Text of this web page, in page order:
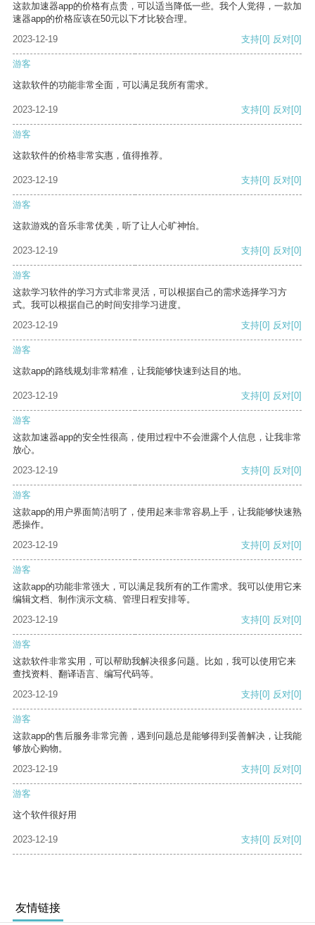
这款加速器app的价格有点贵，可以适当降低一些。我个人觉得，一款加
速器app的价格应该在50元以下才比较合理。
2023-12-19
支持[0] 反对[0]
游客
这款软件的功能非常全面，可以满足我所有需求。
2023-12-19 支持[0] 反对[0]
游客
这款软件的价格非常实惠，值得推荐。
2023-12-19 支持[0] 反对[0]
游客
这款游戏的音乐非常优美，听了让人心旷神怡。
2023-12-19 支持[0] 反对[0]
游客
这款学习软件的学习方式非常灵活，可以根据自己的需求选择学习方
式。我可以根据自己的时间安排学习进度。
2023-12-19
支持[0] 反对[0]
游客
这款app的路线规划非常精准，让我能够快速到达目的地。
2023-12-19 支持[0] 反对[0]
游客
这款加速器app的安全性很高，使用过程中不会泄露个人信息，让我非常
放心。
2023-12-19
支持[0] 反对[0]
游客
这款app的用户界面简洁明了，使用起来非常容易上手，让我能够快速熟
悉操作。
2023-12-19
支持[0] 反对[0]
游客
这款app的功能非常强大，可以满足我所有的工作需求。我可以使用它来
编辑文档、制作演示文稿、管理日程安排等。
2023-12-19
支持[0] 反对[0]
游客
这款软件非常实用，可以帮助我解决很多问题。比如，我可以使用它来
查找资料、翻译语言、编写代码等。
2023-12-19
支持[0] 反对[0]
游客
这款app的售后服务非常完善，遇到问题总是能够得到妥善解决，让我能
够放心购物。
2023-12-19
支持[0] 反对[0]
游客
这个软件很好用
2023-12-19 支持[0] 反对[0]
友情链接